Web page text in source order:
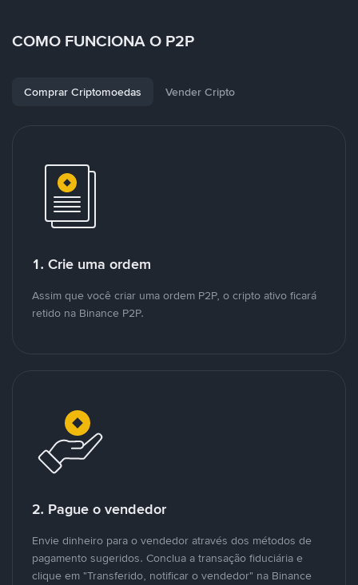
COMO FUNCIONA O P2P
Comprar Criptomoedas Vender Cripto
1. Crie uma ordem
Assim que você criar uma ordem P2P, o cripto ativo ficará
retido na Binance P2P.
2. Pague o vendedor
Envie dinheiro para o vendedor através dos métodos de
pagamento sugeridos. Conclua a transação fiduciária e
clique em "Transferido, notificar o vendedor" na Binance